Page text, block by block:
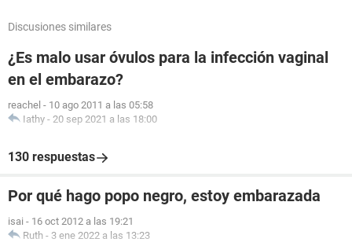
Discusiones similares
¿Es malo usar óvulos para la infección vaginal
en el embarazo?
reachel - 10 ago 2011 a las 05:58
Iathy - 20 sep 2021 a las 18:00
130 respuestas
Por qué hago popo negro, estoy embarazada
isai - 16 oct 2012 a las 19:21
Ruth - 3 ene 2022 a las 13:23